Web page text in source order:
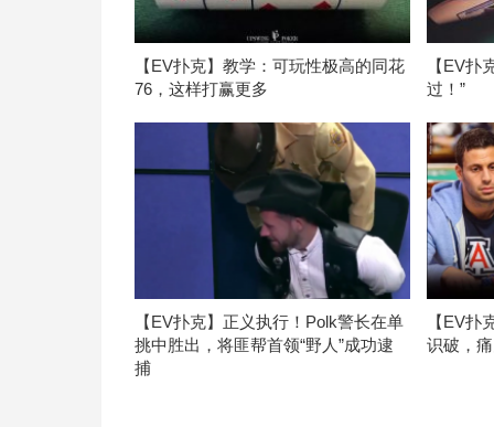
【EV扑克】教学：可玩性极高的同花
76，这样打赢更多
【EV扑
过！”
【EV扑克】正义执行！Polk警长在单
挑中胜出，将匪帮首领“野人”成功逮
捕
【EV扑
识破，